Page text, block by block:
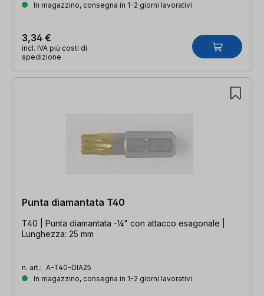
In magazzino, consegna in 1-2 giorni lavorativi
3,34 €
incl. IVA più costi di
spedizione
Punta diamantata T40
T40 | Punta diamantata -¼" con attacco esagonale |
Lunghezza: 25 mm
n. art.: A-T40-DIA25
In magazzino, consegna in 1-2 giorni lavorativi